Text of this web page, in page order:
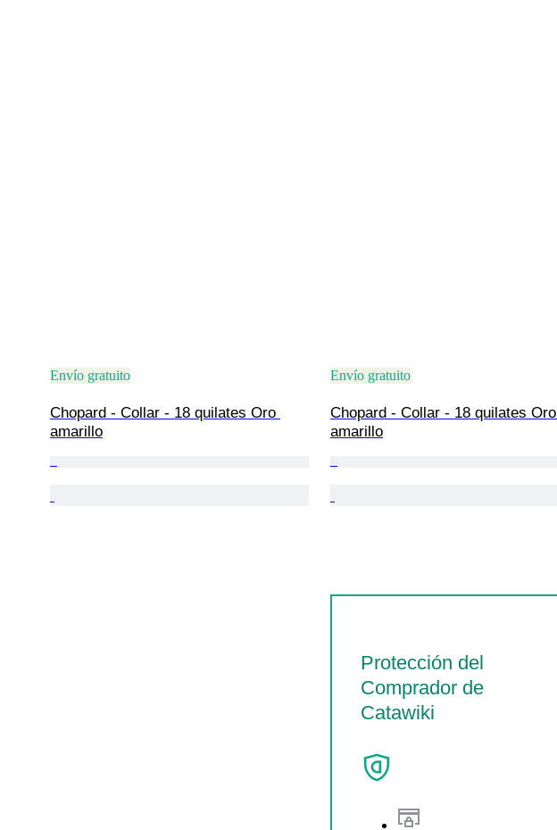
Envío gratuito
Chopard - Collar - 18 quilates Oro
amarillo
Envío gratuito
Chopard - Collar - 18 quilates Oro
amarillo
Protección del
Comprador de
Catawiki